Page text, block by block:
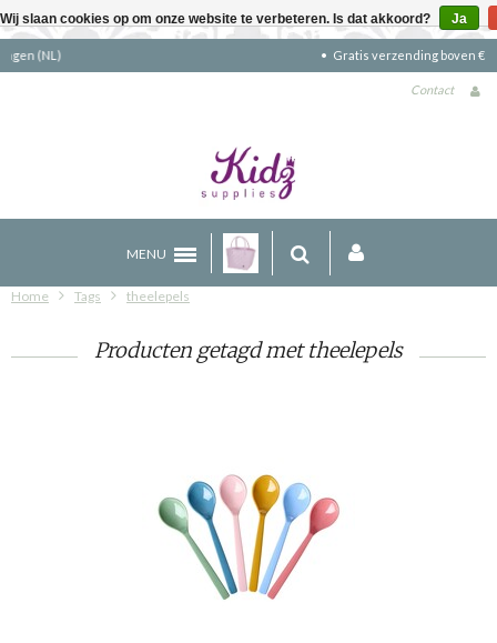
Gratis verzending boven €90 (NL)
Contact
MENU
Home Tags theelepels
Producten getagd met theelepels
Wij slaan cookies op om onze website te verbeteren. Is dat akkoord? Ja